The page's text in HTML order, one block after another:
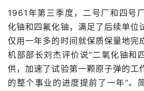
1961年第三季度，二号厂和四号
化铀和四氟化铀，满足了后续单位
仅用一年多的时间就保质保量地完
机部部长刘杰评价说“二氧化铀和
供，加速了试验第一颗原子弹的工
的整个事业的进度提前了一年”。